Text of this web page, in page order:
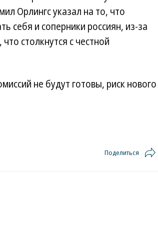
Орлингс указал на то, что
себя и соперники россиян, из-за
столкнутся с честной
не будут готовы, риск нового
Поделиться